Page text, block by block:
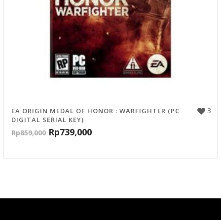
3
EA ORIGIN MEDAL OF HONOR : WARFIGHTER (PC
DIGITAL SERIAL KEY)
Rp859,000 Rp739,000